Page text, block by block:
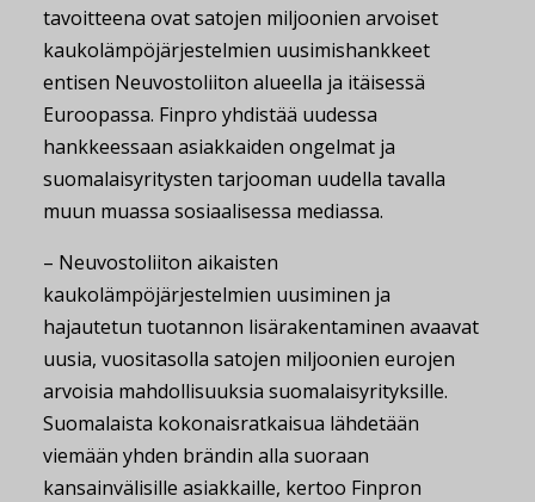
tavoitteena ovat satojen miljoonien arvoiset
kaukolämpöjärjestelmien uusimishankkeet
entisen Neuvostoliiton alueella ja itäisessä
Euroopassa. Finpro yhdistää uudessa
hankkeessaan asiakkaiden ongelmat ja
suomalaisyritysten tarjooman uudella tavalla
muun muassa sosiaalisessa mediassa.
– Neuvostoliiton aikaisten
kaukolämpöjärjestelmien uusiminen ja
hajautetun tuotannon lisärakentaminen avaavat
uusia, vuositasolla satojen miljoonien eurojen
arvoisia mahdollisuuksia suomalaisyrityksille.
Suomalaista kokonaisratkaisua lähdetään
viemään yhden brändin alla suoraan
kansainvälisille asiakkaille, kertoo Finpron